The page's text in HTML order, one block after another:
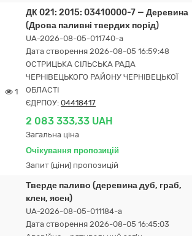
1
ДК 021: 2015: 03410000-7 — Деревина
(Дрова паливні твердих порід)
UA-2026-08-05-011740-a
Дата створення 2026-08-05 16:59:48
ОСТРИЦЬКА СІЛЬСЬКА РАДА
ЧЕРНІВЕЦЬКОГО РАЙОНУ ЧЕРНІВЕЦЬКОЇ
ОБЛАСТІ
ЄДРПОУ: 04418417
2 083 333,33 UAH
Загальна ціна
Очікування пропозицій
Запит (ціни) пропозицій
Тверде паливо (деревина дуб, граб,
клен, ясен)
UA-2026-08-05-011184-a
Дата створення 2026-08-05 16:45:03